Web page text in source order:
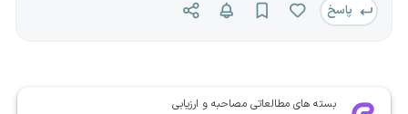
پاسخ
بسته های مطالعاتی مصاحبه و ارزیابی